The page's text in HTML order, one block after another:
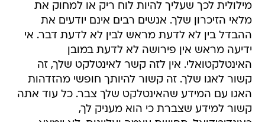
מילולית לכך שעליך להיות לוח ריק או למחוק את
מלאי הזיכרון שלך. אנשים רבים אינם יודעים את
ההבדל בין לא לדעת מראש לבין לא לדעת דבר. אי
ידיעה מראש אין פירושה לא לדעת במובן
האינטלקטואלי. אין לזה קשר לאינטלקט שלך, זה
קשור לאגו שלך. זה קשור להיותך חופשי מהזדהות
האגו עם המידע שהאינטלקט שלך צבר. כל עוד אתה
קשור למידע שצברת כי הוא מעניק לך,